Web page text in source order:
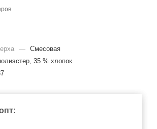
— Смесовая
35 % хлопок